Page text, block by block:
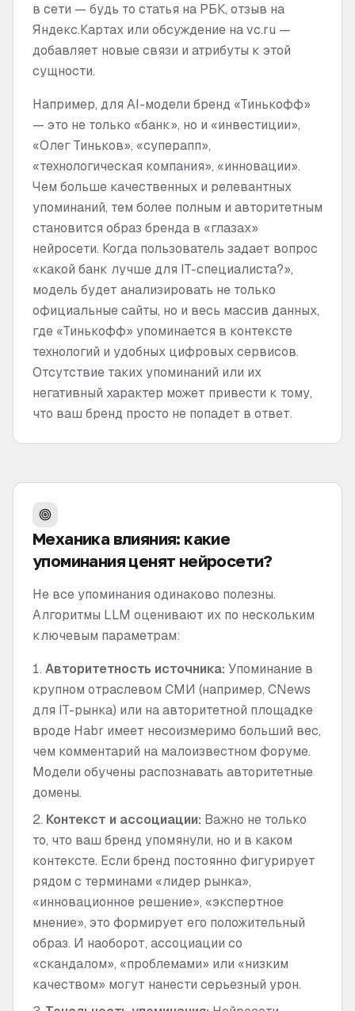
в сети — будь то статья на РБК, отзыв на
Яндекс.Картах или обсуждение на vc.ru —
добавляет новые связи и атрибуты к этой
сущности.
Например, для AI-модели бренд «Тинькофф»
— это не только «банк», но и «инвестиции»,
«Олег Тиньков», «суперапп»,
«технологическая компания», «инновации».
Чем больше качественных и релевантных
упоминаний, тем более полным и авторитетным
становится образ бренда в «глазах»
нейросети. Когда пользователь задает вопрос
«какой банк лучше для IT-специалиста?»,
модель будет анализировать не только
официальные сайты, но и весь массив данных,
где «Тинькофф» упоминается в контексте
технологий и удобных цифровых сервисов.
Отсутствие таких упоминаний или их
негативный характер может привести к тому,
что ваш бренд просто не попадет в ответ.
Механика влияния: какие
упоминания ценят нейросети?
Не все упоминания одинаково полезны.
Алгоритмы LLM оценивают их по нескольким
ключевым параметрам:
Авторитетность источника: Упоминание в
крупном отраслевом СМИ (например, CNews
для IT-рынка) или на авторитетной площадке
вроде Habr имеет несоизмеримо больший вес,
чем комментарий на малоизвестном форуме.
Модели обучены распознавать авторитетные
домены.
Контекст и ассоциации: Важно не только
то, что ваш бренд упомянули, но и в каком
контексте. Если бренд постоянно фигурирует
рядом с терминами «лидер рынка»,
«инновационное решение», «экспертное
мнение», это формирует его положительный
образ. И наоборот, ассоциации со
«скандалом», «проблемами» или «низким
качеством» могут нанести серьезный урон.